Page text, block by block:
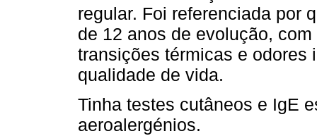
regular. Foi referenciada por
de 12 anos de evolução,
transições térmicas e odores
qualidade de vida.
Tinha testes cutâneos e IgE
aeroalergénios.